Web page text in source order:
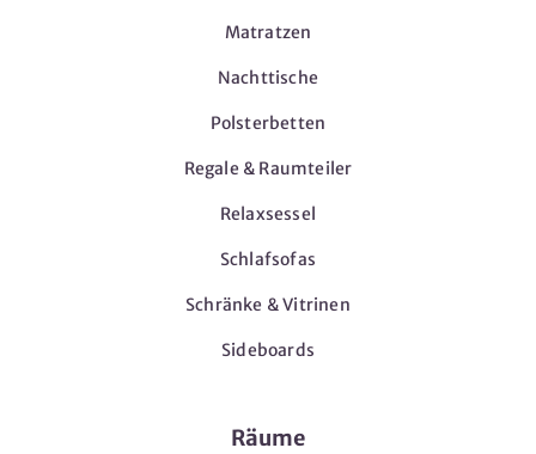
Matratzen
Nachttische
Polsterbetten
Regale & Raumteiler
Relaxsessel
Schlafsofas
Schränke & Vitrinen
Sideboards
Räume